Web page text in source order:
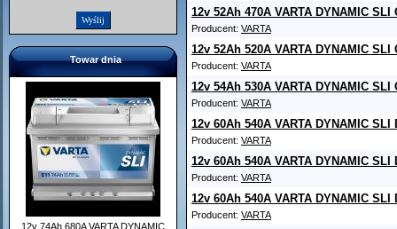
Towar dnia
12v 74Ah 680A VARTA DYNAMIC
12v 52Ah 470A VARTA DYNAMIC SLI
Producent: VARTA
12v 52Ah 520A VARTA DYNAMIC SLI
Producent: VARTA
12v 54Ah 530A VARTA DYNAMIC SLI
Producent: VARTA
12v 60Ah 540A VARTA DYNAMIC SLI
Producent: VARTA
12v 60Ah 540A VARTA DYNAMIC SLI
Producent: VARTA
12v 60Ah 540A VARTA DYNAMIC SLI
Producent: VARTA